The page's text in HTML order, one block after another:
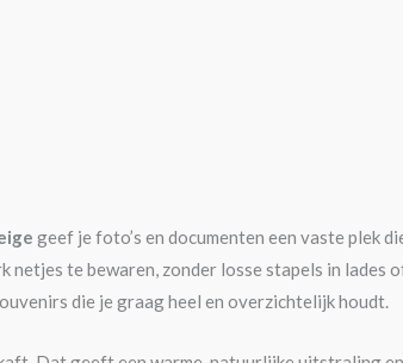
geef je foto’s en documenten een vaste plek
netjes te bewaren, zonder losse stapels in lades
die je graag heel en overzichtelijk houdt.